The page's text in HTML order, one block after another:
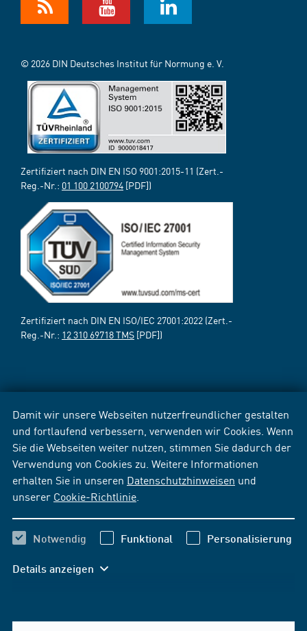
Damit wir unsere Webseiten nutzerfreundlicher gestalten
und fortlaufend verbessern, verwenden wir Cookies. Wenn
Sie die Webseiten weiter nutzen, stimmen Sie dadurch der
Verwendung von Cookies zu. Weitere Informationen
erhalten Sie in unseren Datenschutzhinweisen und
unserer Cookie-Richtlinie
Notwendig Funktional Personalisierung
Details anzeigen
© 2026 DIN Deutsches Institut für Normung e. V.
Zertifiziert nach DIN EN ISO 9001:2015-11 (Zert.-
Reg.-Nr.: 01 100 2100794 [PDF])
Zertifiziert nach DIN EN ISO/IEC 27001:2022 (Zert.-
Reg.-Nr.: 12 310 69718 TMS [PDF])